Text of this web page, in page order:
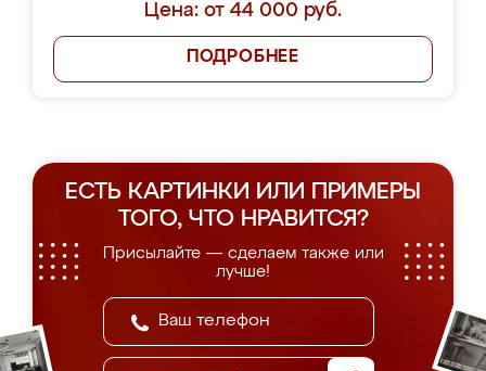
Цена: от 44 000 руб.
ПОДРОБНЕЕ
ЕСТЬ КАРТИНКИ ИЛИ ПРИМЕРЫ
ТОГО, ЧТО НРАВИТСЯ?
Присылайте — сделаем также или
лучше!